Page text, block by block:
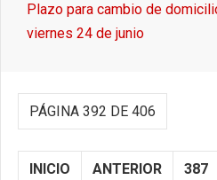
Plazo para cambio de
viernes 24 de junio
PÁGINA 392 DE 406
INICIO ANTERIOR 387